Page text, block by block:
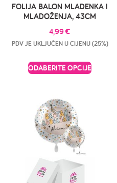
FOLIJA BALON MLADENKA I
MLADOŽENJA, 43CM
4,99€
PDV JE UKLJUČEN U CIJENU (25%)
ODABERITE OPCIJE